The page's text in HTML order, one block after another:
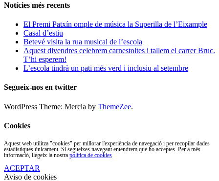
Notícies més recents
El Premi Patxín omple de música la Superilla de l’Eixample
Casal d’estiu
Betevé visita la rua musical de l’escola
Aquest divendres celebrem carnestoltes i tallem el carrer Bruc.
T’hi esperem!
L’escola tindrà un pati més verd i inclusiu al setembre
Segueix-nos en twitter
WordPress Theme: Mercia by ThemeZee.
Cookies
Aquest web utilitza "cookies" per millorar l'experiència de navegació i per recopilar dades
estadístiques únicament. Si segueixes navegant entendrem que ho acceptes. Per a més
informació, llegeix la nostra política de cookies
ACEPTAR
Aviso de cookies